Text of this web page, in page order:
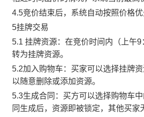
4.5竞价结束后，系统自动按照价格
5挂牌交易
5.1 挂牌资源：在竞价时间内（上午
转为挂牌资源。
5.2加入购物车：买家可以选择挂牌
以随意删除或添加资源。
5.3生成合同：买方可以选择购物车
同生成后，资源即被锁定，其他买家